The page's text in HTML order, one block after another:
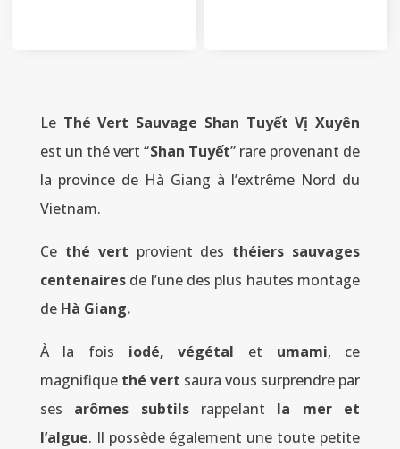
Le Thé Vert Sauvage Shan Tuyết Vị Xuyên
est un thé vert “Shan Tuyết” rare provenant de
la province de Hà Giang à l’extrême Nord du
Vietnam.
Ce thé vert provient des théiers sauvages
centenairesde l’une des plus hautes montage
de Hà Giang.
À la fois iodé, végétal et umami, ce
magnifique thé vert saura vous surprendre par
ses arômes subtilsrappelant la mer et
l’algue. Il possède également une toute petite